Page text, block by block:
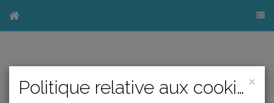
×
Politique relative aux cookies